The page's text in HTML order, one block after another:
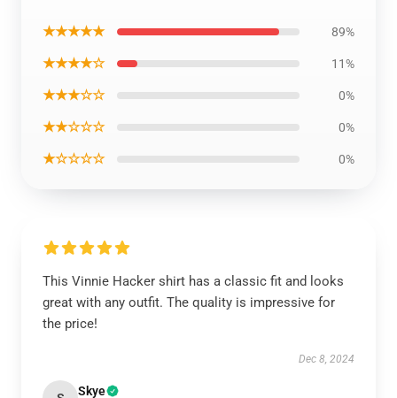
★★★★★ 89%
★★★★☆ 11%
★★★☆☆ 0%
★★☆☆☆ 0%
★☆☆☆☆ 0%
This Vinnie Hacker shirt has a classic fit and looks
great with any outfit. The quality is impressive for
the price!
Dec 8, 2024
Skye